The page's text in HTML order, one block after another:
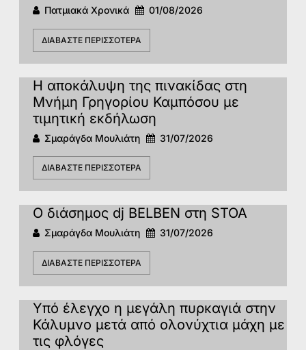
Πατμιακά Χρονικά 01/08/2026
ΔΙΑΒΆΣΤΕ ΠΕΡΙΣΣΌΤΕΡΑ
Η αποκάλυψη της πινακίδας στη
Μνήμη Γρηγορίου Καμπόσου με
τιμητική εκδήλωση
Σμαράγδα Μουλιάτη 31/07/2026
ΔΙΑΒΆΣΤΕ ΠΕΡΙΣΣΌΤΕΡΑ
Ο διάσημος dj BELBEN στη STOA
Σμαράγδα Μουλιάτη 31/07/2026
ΔΙΑΒΆΣΤΕ ΠΕΡΙΣΣΌΤΕΡΑ
Υπό έλεγχο η μεγάλη πυρκαγιά στην
Κάλυμνο μετά από ολονύχτια μάχη με
τις φλόγες